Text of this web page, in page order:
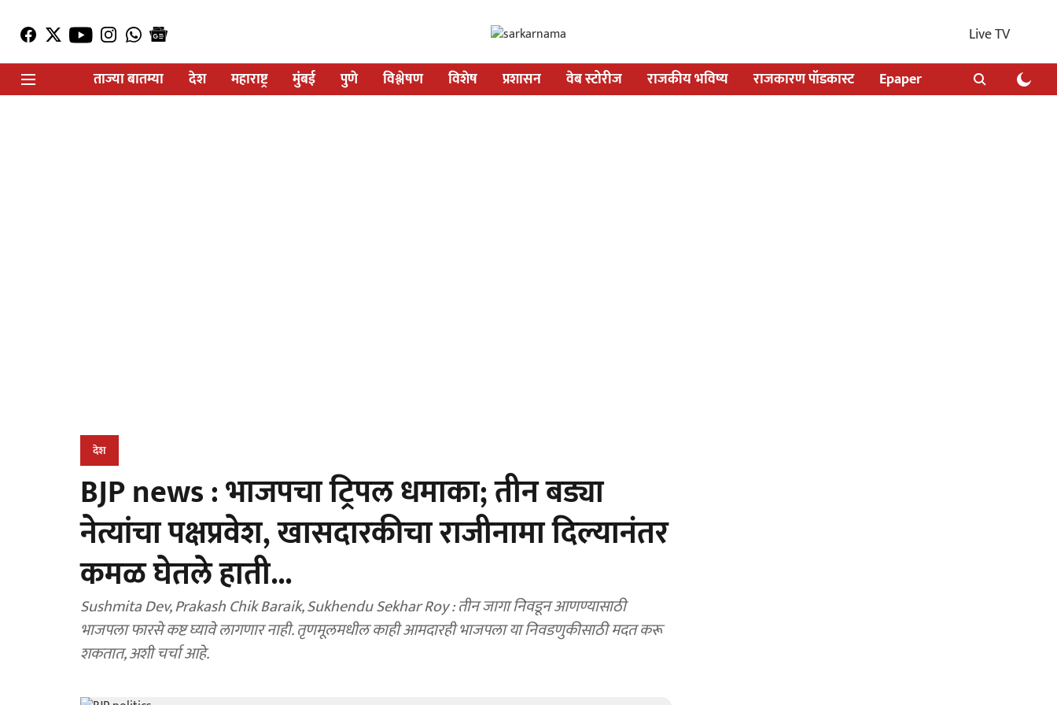
Live TV
ताज्या बातम्या
देश महाराष्ट्र मुंबई पुणे विश्लेषण विशेष प्रशासन वेब स्टोरीज राजकीय भविष्य राजकारण पॉडकास्ट Epaper
देश
BJP news : भाजपचा ट्रिपल धमाका; तीन बड्या
नेत्यांचा पक्षप्रवेश, खासदारकीचा राजीनामा दिल्यानंतर
कमळ घेतले हाती...
Sushmita Dev, Prakash Chik Baraik, Sukhendu Sekhar Roy : तीन जागा निवडून आणण्यासाठी
भाजपला फारसे कष्ट घ्यावे लागणार नाही. तृणमूलमधील काही आमदारही भाजपला या निवडणुकीसाठी मदत करू
शकतात, अशी चर्चा आहे.